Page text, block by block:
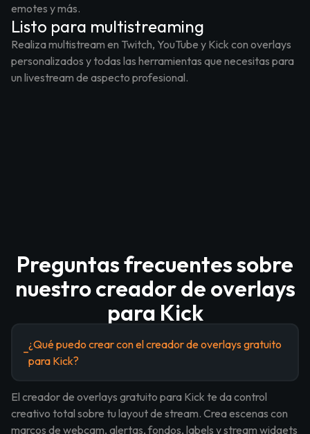
emotes y más.
Listo para multistreaming
Realiza multistream en Twitch, YouTube y Kick con overlays
personalizados y todas las herramientas que necesitas para
un livestream de aspecto profesional.
Preguntas frecuentes sobre
nuestro creador de overlays
para Kick
¿Qué puedo crear con el creador de overlays gratuito
para Kick?
El creador de overlays gratuito para Kick te da control
creativo total sobre tu layout de stream. Crea escenas con
marcos de webcam, alertas, fondos, labels y stream widgets